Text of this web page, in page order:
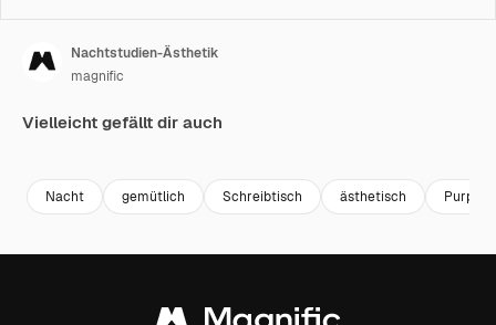
Nachtstudien-Ästhetik
magnific
Vielleicht gefällt dir auch
Nacht gemütlich Schreibtisch ästhetisch Purpur